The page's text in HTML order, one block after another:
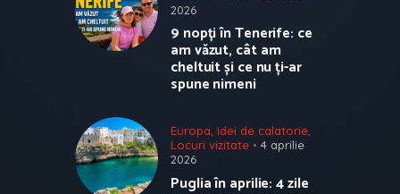
2026
9 nopți în Tenerife: ce
am văzut, cât am
cheltuit și ce nu ți-ar
spune nimeni
Europa Idei de calatorie
Locuri vizitate
4 aprilie
2026
Puglia în aprilie: 4 zile